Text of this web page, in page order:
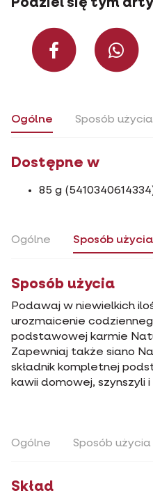
Podziel się tym
Ogólne Sposób użycia
Dostępne w
85 g
Ogólne Sposób użycia
Sposób użycia
Podawaj w niewielkich
urozmaicenie
podstawowej karmie
Zapewniaj także siano
składnik kompletnej
kawii domowej, szynszyli
Ogólne Sposób użycia
Skład